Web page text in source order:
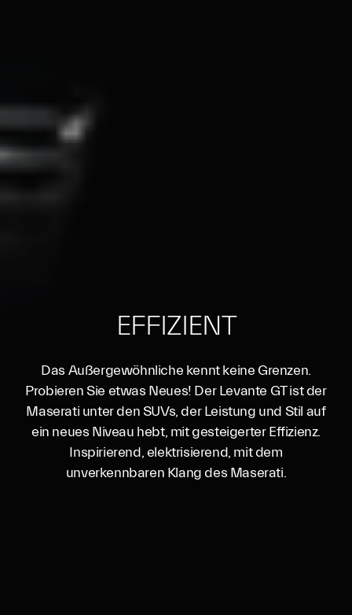
EFFIZIENT
Das Außergewöhnliche kennt keine Grenzen.
Probieren Sie etwas Neues! Der Levante GT ist der
Maserati unter den SUVs, der Leistung und Stil auf
ein neues Niveau hebt, mit gesteigerter Effizienz.
Inspirierend, elektrisierend, mit dem
unverkennbaren Klang des Maserati.